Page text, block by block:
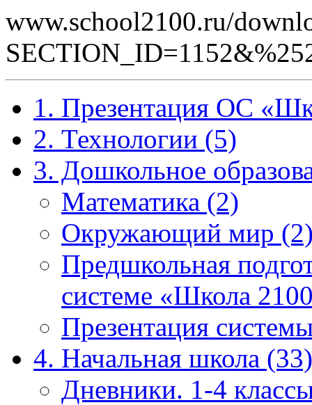
www.school2100.ru/
1. Презентация ОС
2. Технологии (5)
3. Дошкольное
Математика (2)
Окружающий мир
Предшкольная
системе «Школа
Презентация
4. Начальная школа (33)
Дневники. 1-4